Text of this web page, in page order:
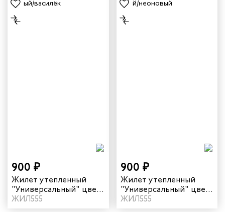
900 ₽
Жилет утепленный
"Универсальный" цвет
черный/василек
ЖИЛ555
900 ₽
Жилет утепленный
"Универсальный" цвет
серый/неоновый
ЖИЛ555